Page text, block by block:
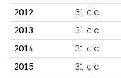
2012
31 dic
2013
31 dic
2014
31 dic
2015
31 dic